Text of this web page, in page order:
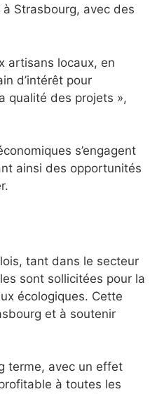
Strasbourg, avec des
artisans locaux, en
d’intérêt pour
qualité des projets »,
s’engagent
ainsi des opportunités
tant dans le secteur
sont sollicitées pour la
écologiques. Cette
et à soutenir
terme, avec un effet
à toutes les